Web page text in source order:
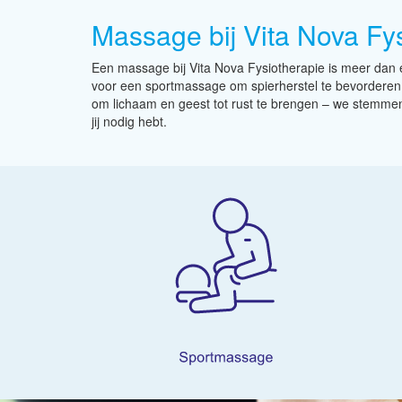
Massage bij Vita Nova
Een massage bij Vita Nova Fysiotherapie is meer
voor een sportmassage om spierherstel te
om lichaam en geest tot rust te brengen – we
jij nodig hebt.